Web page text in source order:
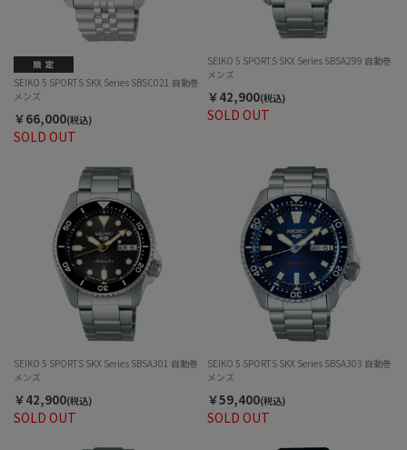
SOLD OUT
SEIKO 5 SPORTS SKX Series SBSC021 自動巻
メンズ
￥66,000(税込) SOLD OUT
SEIKO 5 SPORTS SKX Series SBSA299 自動巻
メンズ
￥42,900(税込)
SOLD OUT
SEIKO 5 SPORTS SKX Series SBSA301 自動巻
メンズ
￥42,900(税込)
SOLD OUT
SEIKO 5 SPORTS SKX Series SBSA303 自動巻
メンズ
￥59,400(税込)